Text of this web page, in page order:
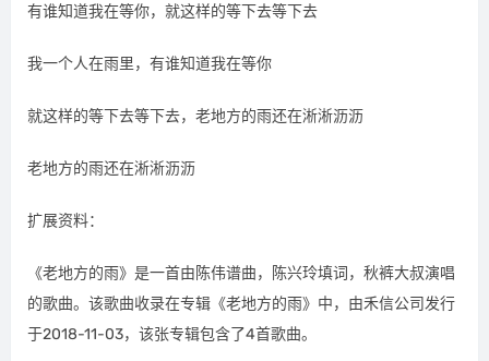
有谁知道我在等你，就这样的等下去等下去
我一个人在雨里，有谁知道我在等你
就这样的等下去等下去，老地方的雨还在淅淅沥沥
老地方的雨还在淅淅沥沥
扩展资料：
《老地方的雨》是一首由陈伟谱曲，陈兴玲填词，秋裤大叔演唱
的歌曲。该歌曲收录在专辑《老地方的雨》中，由禾信公司发行
于2018-11-03，该张专辑包含了4首歌曲。